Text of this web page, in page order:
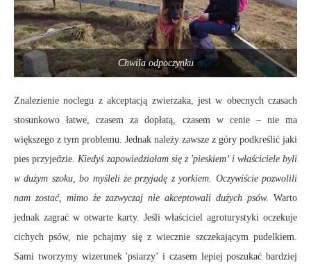
Chwila odpoczynku
Znalezienie noclegu z akceptacją zwierzaka, jest w obecnych czasach
stosunkowo łatwe, czasem za dopłatą, czasem w cenie – nie ma
większego z tym problemu. Jednak należy zawsze z góry podkreślić jaki
pies przyjedzie.Kiedyś zapowiedziałam się z 'pieskiem’ i właściciele byli
w dużym szoku, bo myśleli że przyjadę z yorkiem. Oczywiście pozwolili
nam zostać, mimo że zazwyczaj nie akceptowali dużych psów. Warto
jednak zagrać w otwarte karty. Jeśli właściciel agroturystyki oczekuje
cichych psów, nie pchajmy się z wiecznie szczekającym pudelkiem.
Sami tworzymy wizerunek 'psiarzy’ i czasem lepiej poszukać bardziej